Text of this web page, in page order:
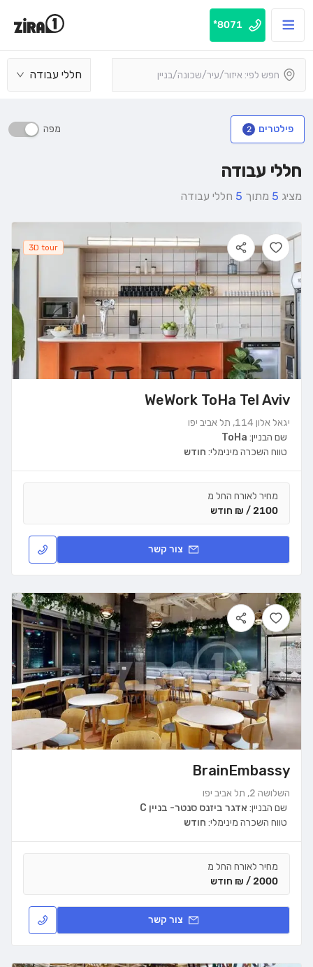
8071*
חללי עבודה
פילטרים 2 מפה
חללי עבודה
מציג 5 מתוך 5 חללי עבודה
3D tour
WeWork ToHa Tel Aviv
יגאל אלון 114, תל אביב יפו
שם הבניין: ToHa
טווח השכרה מינימלי: חודש
מחיר לאורח החל מ
2100 / ₪ חודש
צור קשר
BrainEmbassy
השלושה 2, תל אביב יפו
שם הבניין: אדגר ביזנס סנטר- בניין C
טווח השכרה מינימלי: חודש
מחיר לאורח החל מ
2000 / ₪ חודש
צור קשר